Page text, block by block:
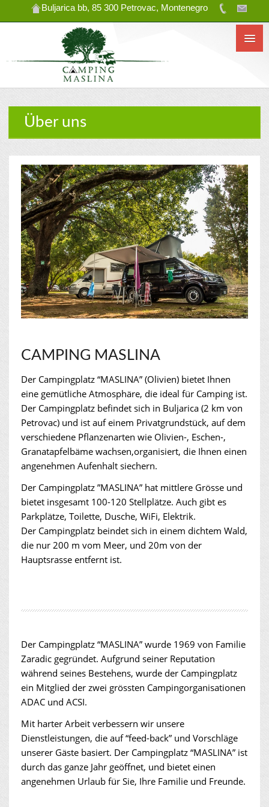
Buljarica bb, 85 300 Petrovac, Montenegro
Über uns
CAMPING MASLINA
Der Campingplatz “MASLINA” (Olivien) bietet Ihnen
eine gemütliche Atmosphäre, die ideal für Camping ist.
Der Campingplatz befindet sich in Buljarica (2 km von
Petrovac) und ist auf einem Privatgrundstück, auf dem
verschiedene Pflanzenarten wie Olivien-, Eschen-,
Granatapfelbäme wachsen,organisiert, die Ihnen einen
angenehmen Aufenhalt siechern.
Der Campingplatz ”MASLINA” hat mittlere Grösse und
bietet insgesamt 100-120 Stellplätze. Auch gibt es
Parkplätze, Toilette, Dusche, WiFi, Elektrik.
Der Campingplatz beindet sich in einem dichtem Wald,
die nur 200 m vom Meer, und 20m von der
Hauptsrasse entfernt ist.
Der Campingplatz “MASLINA” wurde 1969 von Familie
Zaradic gegründet. Aufgrund seiner Reputation
während seines Bestehens, wurde der Campingplatz
ein Mitglied der zwei grössten Campingorganisationen
ADAC und ACSI.
Mit harter Arbeit verbessern wir unsere
Dienstleistungen, die auf “feed-back” und Vorschläge
unserer Gäste basiert. Der Campingplatz “MASLINA” ist
durch das ganze Jahr geöffnet, und bietet einen
angenehmen Urlaub für Sie, Ihre Familie und Freunde.